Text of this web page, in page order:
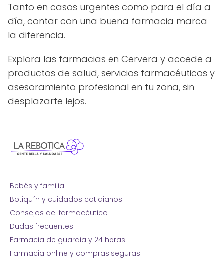
Tanto en casos urgentes como para el día a
día, contar con una buena farmacia marca
la diferencia.
Explora las farmacias en Cervera y accede a
productos de salud, servicios farmacéuticos y
asesoramiento profesional en tu zona, sin
desplazarte lejos.
Bebés y familia
Botiquín y cuidados cotidianos
Consejos del farmacéutico
Dudas frecuentes
Farmacia de guardia y 24 horas
Farmacia online y compras seguras